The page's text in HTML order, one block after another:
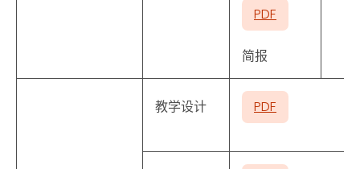
PDF
简报
教学设计 PDF